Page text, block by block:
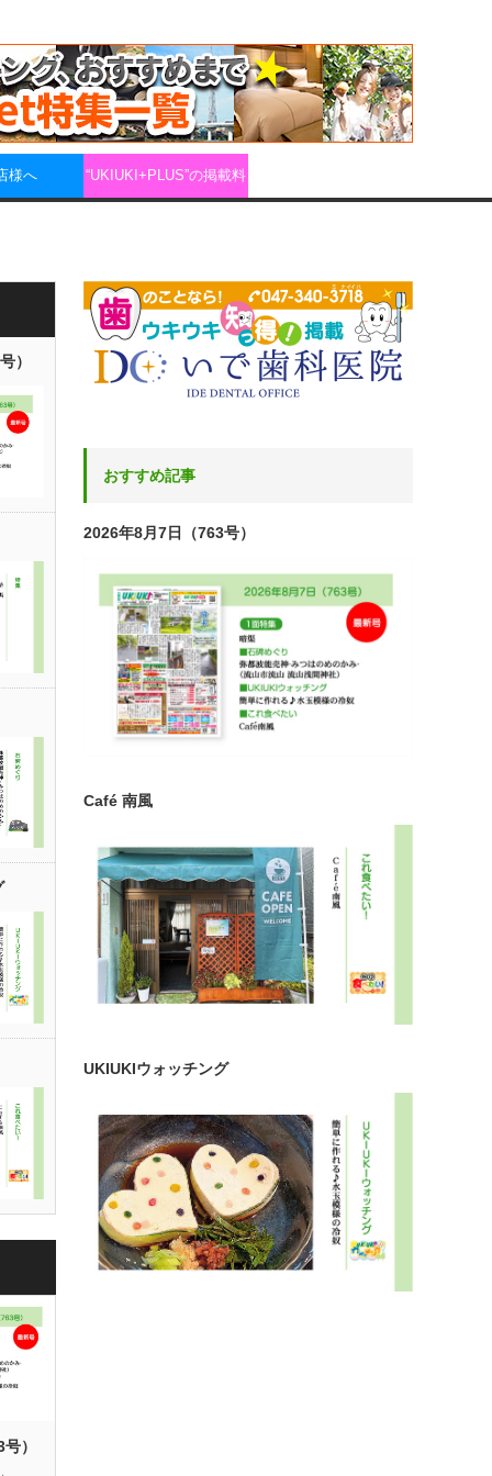
様へ “UKIUKI+PLUS”の掲載料
）
）
おすすめ記事
2026年8月7日（763号）
Café 南風
UKIUKIウォッチング